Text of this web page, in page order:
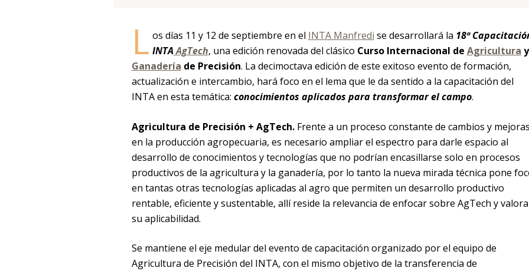
L os días 11 y 12 de septiembre en el INTA Manfredi se desarrollará la 18ª
INTAAgTech, una edición renovada del clásico Curso Internacional de Agricultura y
Ganadería de Precisión. La decimoctava edición de este exitoso evento de formación,
actualización e intercambio, hará foco en el lema que le da sentido a la capacitación del
INTA en esta temática: conocimientos aplicados para transformar el campo.
Agricultura de Precisión + AgTech. Frente a un proceso constante de cambios y mejoras
en la producción agropecuaria, es necesario ampliar el espectro para darle espacio al
desarrollo de conocimientos y tecnologías que no podrían encasillarse solo en procesos
productivos de la agricultura y la ganadería, por lo tanto la nueva mirada técnica pone
en tantas otras tecnologías aplicadas al agro que permiten un desarrollo productivo
rentable, eficiente y sustentable, allí reside la relevancia de enfocar sobre AgTech y
su aplicabilidad.
Se mantiene el eje medular del evento de capacitación organizado por el equipo de
Agricultura de Precisión del INTA, con el mismo objetivo de la transferencia de